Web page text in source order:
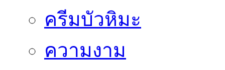
ครีมบัวหิมะ
ความงาม